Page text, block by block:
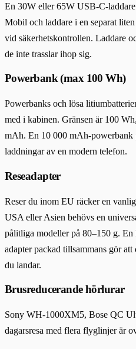
En 30W eller 65W USB-C-
Mobil och laddare i en separat
vid säkerhetskontrollen. Laddare
de inte trasslar ihop sig.
Powerbank (max 100 Wh)
Powerbanks och lösa
med i kabinen. Gränsen är 100
mAh. En 10 000 mAh-powerbank
laddningar av en modern telefon.
Reseadapter
Reser du inom EU räcker en
USA eller Asien behövs en
pålitliga modeller på 80–150 g.
adapter packad tillsammans gör
du landar.
Brusreducerande hörlurar
Sony WH-1000XM5, Bose QC
dagarsresa med flera flyglinjer är